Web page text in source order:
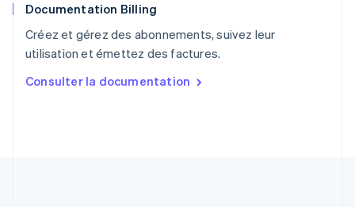
Documentation Billing
Créez et gérez des abonnements, suivez leur
utilisation et émettez des factures.
Consulter la documentation
Royaume-Uni
Singapour
English 简体中文
English